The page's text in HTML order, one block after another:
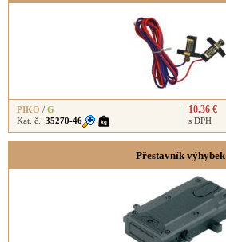
PIKO / G
Kat. č.: 35270-46
10.36 €
s DPH
Přestavník výhybek